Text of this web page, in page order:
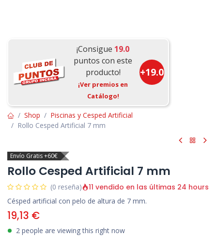
¡Consigue 19.0
puntos con este
producto!
¡Ver premios en
Catálogo!
+19.0
Shop
Piscinas y Cesped Artificial
Rollo Cesped Artificial 7 mm
Envío Gratis +60€
Rollo Cesped Artificial 7 mm
(0 reseña) 11 vendido en las últimas 24 hours
Césped artificial con pelo de altura de 7 mm.
19,13 €
2 people are viewing this right now